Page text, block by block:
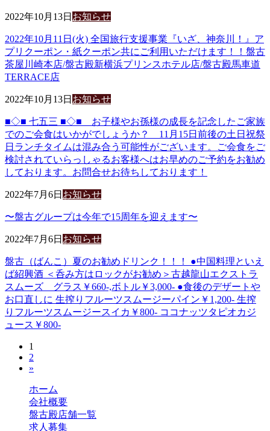
2022年10月13日 お知らせ
2022年10月11日(火) 全国旅行支援事業『いざ、神奈川！』ア
プリクーポン・紙クーポン共にご利用いただけます！！盤古
茶屋川崎本店/盤古殿新横浜プリンスホテル店/盤古殿馬車道
TERRACE店
2022年10月13日 お知らせ
■◇■ 七五三 ■◇■ お子様やお孫様の成長を記念したご家族
でのご会食はいかがでしょうか？ 11月15日前後の土日祝祭
日ランチタイムは混み合う可能性がございます。ご会食をご
検討されていらっしゃるお客様へはお早めのご予約をお勧め
しております。お問合せお待ちしております！
2022年7月6日 お知らせ
〜盤古グループは今年で15周年を迎えます〜
2022年7月6日 お知らせ
盤古（ばんこ）夏のお勧めドリンク！！！ ●中国料理といえ
ば紹興酒 ＜呑み方はロックがお勧め＞古越龍山エクストラ
スムーズ グラス￥660-,ボトル￥3,000- ●食後のデザートや
お口直しに 生搾りフルーツスムージーパイン￥1,200- 生搾
りフルーツスムージースイカ￥800- ココナッツタピオカジ
ュース￥800-
固
定
ペ
ー
ジ
1
固
定
ー
ジ
2
»
ホーム
会社概要
盤古殿店舗一覧
求人募集